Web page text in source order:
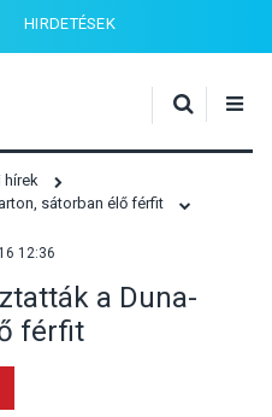
HIRDETÉSEK
hírek
sátorban élő férfit
12:36
a Duna-
férfit